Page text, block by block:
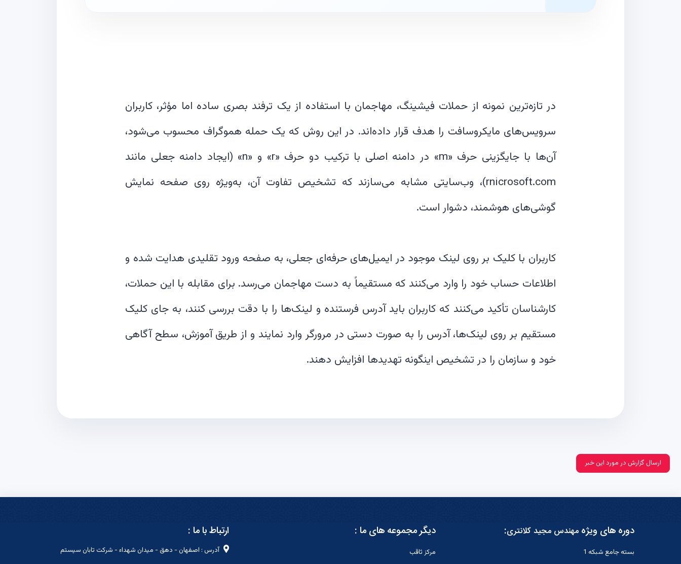
در تازه‌ترین نمونه از حملات فیشینگ، مهاجمان با استفاده از یک ترفند بصری ساده اما مؤثر، کاربران
سرویس‌های مایکروسافت را هدف قرار داده‌اند. در این روش که یک حمله هموگراف محسوب می‌شود،
آن‌ها با جایگزینی حرف «m» در دامنه اصلی با ترکیب دو حرف «r» و «n» (ایجاد دامنه جعلی مانند
rnicrosoft.com)، وب‌سایتی مشابه می‌سازند که تشخیص تفاوت آن، به‌ویژه روی صفحه نمایش
کاربران با کلیک بر روی لینک موجود در ایمیل‌های حرفه‌ای جعلی، به صفحه ورود تقلیدی هدایت شده و
اطلاعات حساب خود را وارد می‌کنند که مستقیماً به دست مهاجمان می‌رسد. برای مقابله با این حملات،
کارشناسان تأکید می‌کنند که کاربران باید آدرس فرستنده و لینک‌ها را با دقت بررسی کنند، به جای کلیک
مستقیم بر روی لینک‌ها، آدرس را به صورت دستی در مرورگر وارد نمایند و از طریق آموزش، سطح آگاهی
خود و سازمان را در تشخیص اینگونه تهدیدها افزایش دهند.
ارسال گزارش در مورد این خبر
دوره های ویژهمهندس مجید کلانتری:
بسته جامع شبکه 1
دیگر مجموعه های ما :
مرکز ثاقب
ارتباط با ما :
آدرس : اصفهان - دهق - میدان شهداء - شرکت تابان سیستم